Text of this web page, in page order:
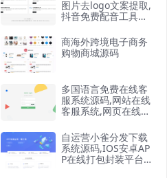
图片去logo文案提取,
抖音免费配音工具大
商海外跨境电子商务
购物商城源码
多国语言免费在线客
服系统源码,网站在线
客服系统,网页在线客
平台
自运营小雀分发下载
系统源码,IOS安卓AP
P在线打包封装平台,